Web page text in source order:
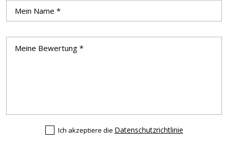
Ich akzeptiere die Datenschutzrichtlinie